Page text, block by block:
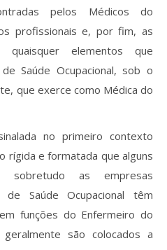
adicionais
pelos Médicos do
profissionais e, por fim, as
quaisquer elementos que
Saúde Ocupacional, sob o
que exerce como Médica do
no primeiro contexto
rígida e formatada que alguns
sobretudo as empresas
Saúde Ocupacional têm
funções do Enfermeiro do
são colocados a